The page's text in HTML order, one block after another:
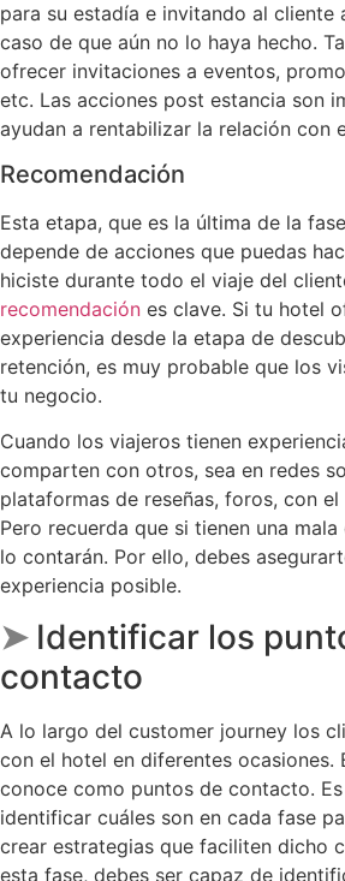
para su estadía e invitando al cliente
caso de que aún no lo haya hecho.
ofrecer invitaciones a eventos,
etc. Las acciones post estancia son
ayudan a rentabilizar la relación con
Recomendación
Esta etapa, que es la última de la
depende de acciones que puedas
hiciste durante todo el viaje del
recomendación es clave. Si tu hotel
experiencia desde la etapa de
retención, es muy probable que los
tu negocio.
Cuando los viajeros tienen
comparten con otros, sea en redes
plataformas de reseñas, foros, con
Pero recuerda que si tienen una
lo contarán. Por ello, debes
experiencia posible.
➤ Identificar los
contacto
A lo largo del customer journey los
con el hotel en diferentes ocasiones.
conoce como puntos de contacto.
identificar cuáles son en cada fase
crear estrategias que faciliten dicho
esta fase, debes ser capaz de